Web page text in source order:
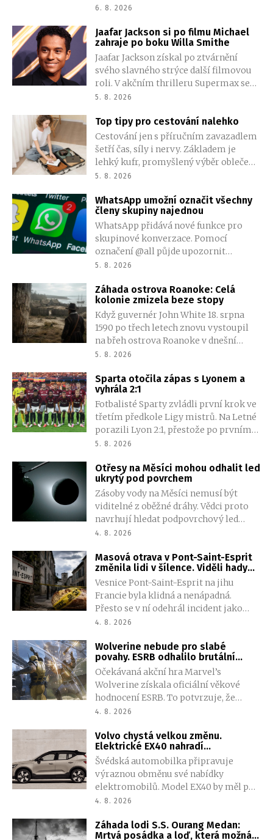
nejnovějšího úniku nabídne EA FC 27
přenést ji přímo do hry.
6. 8. 2026
Jaafar Jackson si po filmu Michael
zahraje po boku Willa Smithe
Jaafar Jackson získal po ztvárnění
svého slavného strýce další filmovou
roli. V akčním thrilleru Supermax se
objeví společně s Willem Smithem a
postavě zatím tvůrci tají.
5. 8. 2026
Top tipy pro cestování nalehko
Cestování jen s příručním zavazadlem
šetří čas, síly i nervy. Základem je
lehký kufr, promyšlený výběr oblečení
a omezení věcí, které balíme jen pro
znamená větší volnost při přesunech a
méně starostí na letištích, ve vlacích i v
ulicích měst. Jak si zabalit úsporně?
5. 8. 2026
WhatsApp umožní označit všechny
členy skupiny najednou
WhatsApp přidává nové funkce pro
skupinové konverzace. Pomocí
označení @all půjde upozornit
všechny členy najednou, změn se
skupin.
5. 8. 2026
Záhada ostrova Roanoke: Celá
kolonie zmizela beze stopy
Když guvernér John White 18. srpna
1590 po třech letech znovu vystoupil
na břeh ostrova Roanoke v dnešní
Severní Karolíně, čekalo ho mrazivé
do Anglie pro zásoby, stále stála.
Palisáda byla neporušená, domy
nezmizely a nikde nebyly patrné
známky násilí. Jen 117 mužů, žen a dětí,
které zde zanechal, bylo beze stopy
pryč.
5. 8. 2026
Sparta otočila zápas s Lyonem a
vyhrála 2:1
Fotbalisté Sparty zvládli první krok ve
třetím předkole Ligy mistrů. Na Letné
porazili Lyon 2:1, přestože po prvním
poločase prohrávali vlastním gólem
Matěj Ryneš a John Mercado.
5. 8. 2026
Otřesy na Měsíci mohou odhalit led
ukrytý pod povrchem
Zásoby vody na Měsíci nemusí být
viditelné z oběžné dráhy. Vědci proto
navrhují hledat podpovrchový led
pomocí seismických vln, které se ve
materiálu. Metoda by mohla pomoci
při přípravě budoucích pilotovaných
misí.
4. 8. 2026
Masová otrava v Pont-Saint-Esprit
změnila lidi v šílence. Viděli hady
vylézající z břicha
Vesnice Pont-Saint-Esprit na jihu
Francie byla klidná a nenápadná.
Přesto se v ní odehrál incident jako
vystřižený z hororového filmu. Stovky
lidí zemřelo a desítky jich utrpěly
vážná zranění. Mnoho lidí skončilo ve
svěrací kazajce. Takzvaný „incident
s prokletým chlebem“ nikdy nebyl
spolehlivě vysvětlen.
4. 8. 2026
Wolverine nebude pro slabé
povahy. ESRB odhalilo brutální
násilí i nečekanou nahotu
Očekávaná akční hra Marvel’s
Wolverine získala oficiální věkové
hodnocení ESRB. To potvrzuje, že
studio Insomniac Games vsadilo na
mutanta. Hráče čeká brutální násilí,
krev, vulgarismy i několik scén s
částečnou nahotou.
4. 8. 2026
Volvo chystá velkou změnu.
Elektrické EX40 nahradí
prostornější a dostupnější SUV
Švédská automobilka připravuje
výraznou obměnu své nabídky
elektromobilů. Model EX40 by měl po
skončení výroby nahradit zcela nový
více prostoru, modernější techniku i
4. 8. 2026
Záhada lodi S.S. Ourang Medan:
Mrtvá posádka a loď, která možná